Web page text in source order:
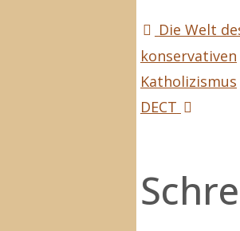
Die Welt
konservativen
Katholizismus
DECT